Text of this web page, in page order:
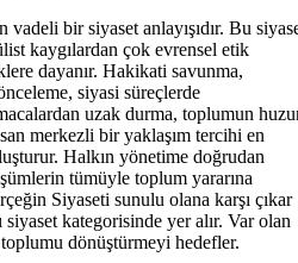
bir siyaset anlayışıdır. Bu
kaygılardan çok evrensel etik
dayanır. Hakikati savunma,
siyasi süreçlerde
uzak durma, toplumun
merkezli bir yaklaşım tercihi en
Halkın yönetime doğrudan
tümüyle toplum yararına
Siyaseti sunulu olana karşı çıkar
siyaset kategorisinde yer alır. Var olan
dönüştürmeyi hedefler.